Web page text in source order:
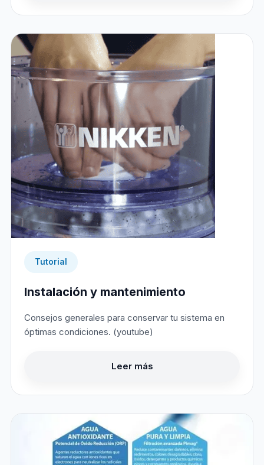
Tutorial
Instalación y mantenimiento
Consejos generales para conservar tu sistema en
óptimas condiciones. (youtube)
Leer más